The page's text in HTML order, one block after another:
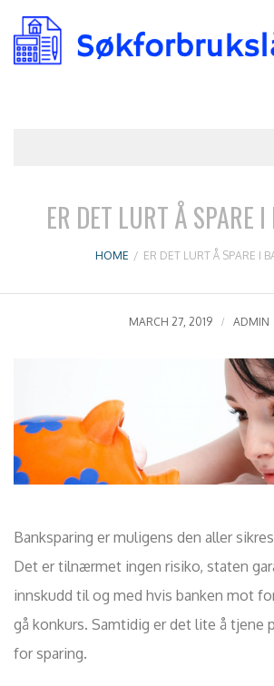
ER DET LURT Å SPARE
HOME / ER DET LURT Å SPARE I
MARCH 27, 2019 ADMIN
Banksparing er muligens den aller
Det er tilnærmet ingen risiko, staten
innskudd til og med hvis banken mot
gå konkurs. Samtidig er det lite å tjene
for sparing.